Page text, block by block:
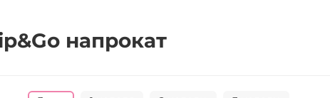
напрокат